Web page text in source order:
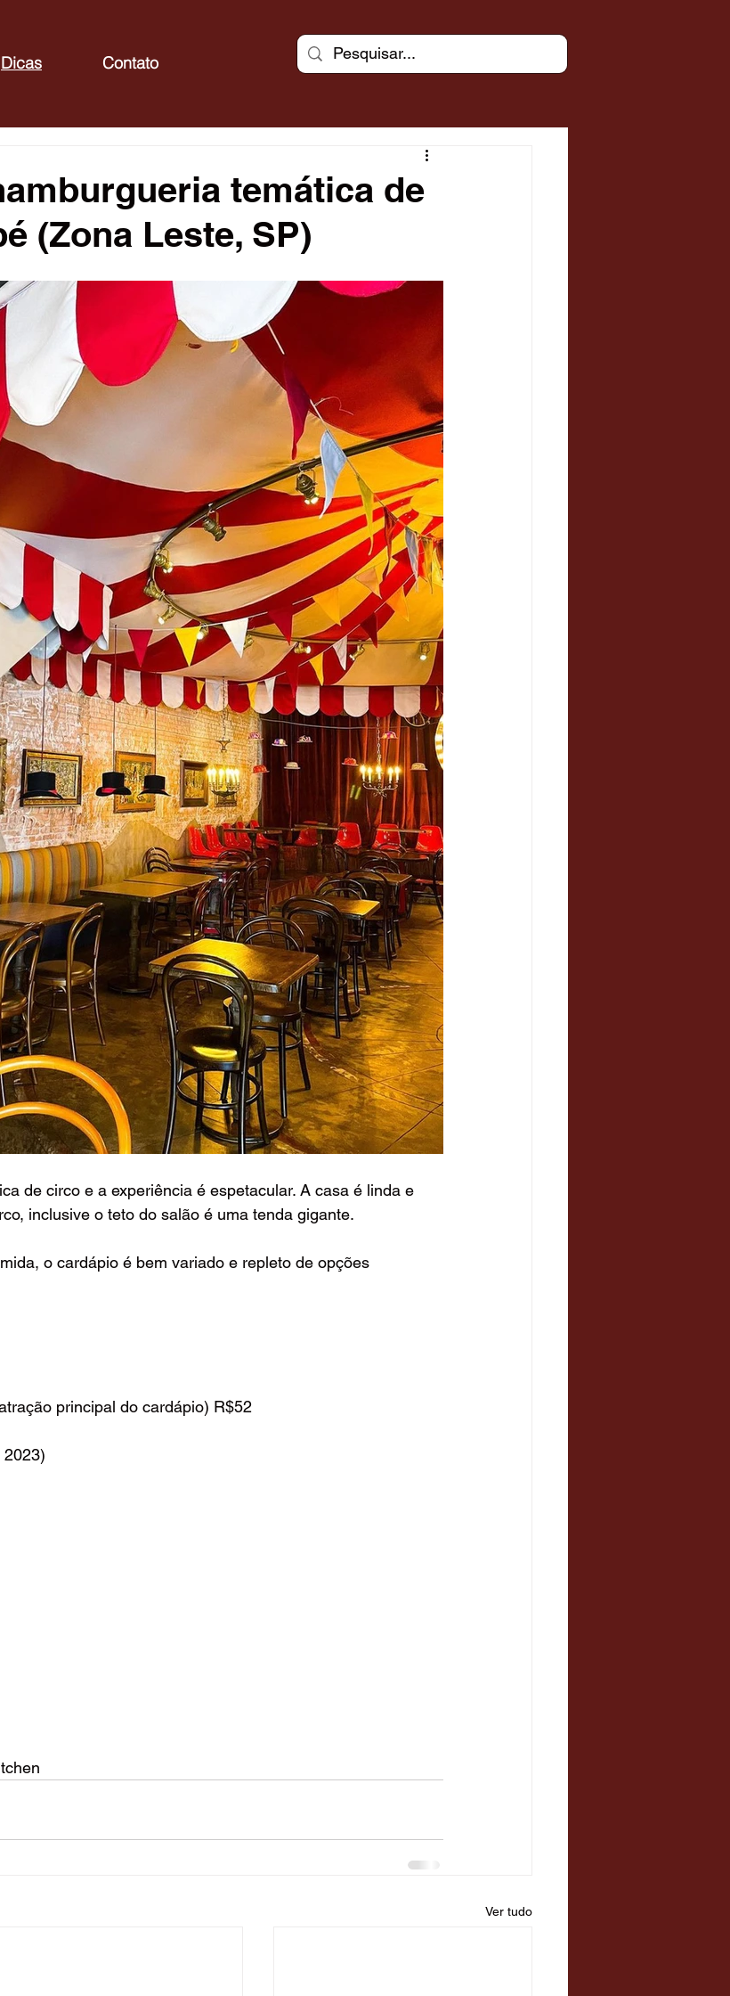
Dicas Contato
temática de
(Zona Leste, SP)
de circo e a experiência é espetacular. A casa é linda e
inclusive o teto do salão é uma tenda gigante.
o cardápio é bem variado e repleto de opções
principal do cardápio) R$52
2023)
Ver tudo